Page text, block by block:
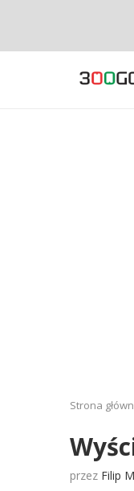
Strona
przez Filip